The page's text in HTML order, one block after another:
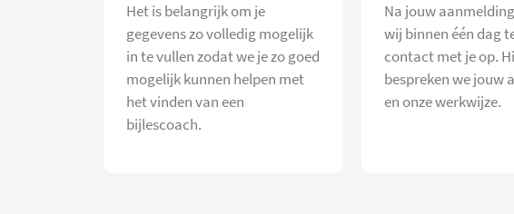
Het is belangrijk om je
gegevens zo volledig mogelijk
in te vullen zodat we je zo goed
mogelijk kunnen helpen met
het vinden van een
bijlescoach.
Na jouw
wij binnen één dag
contact met je op.
bespreken we jouw
en onze werkwijze.